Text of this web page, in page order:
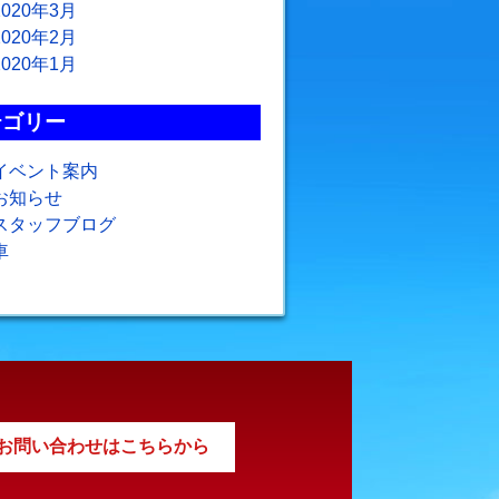
年3月
年2月
年1月
リー
ベント案内
知らせ
タッフブログ
問い合わせはこちらから